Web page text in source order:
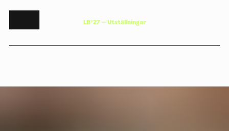
LB°27—Utställningar